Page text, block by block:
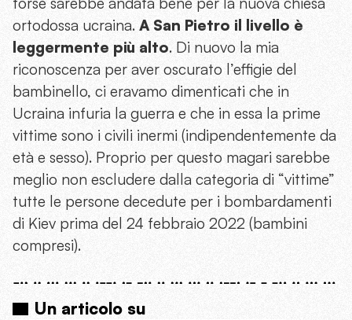
ortodossa ucraina. A San Pietro il livello è
leggermente più alto. Di nuovo la mia
riconoscenza per aver oscurato l’effigie del
bambinello, ci eravamo dimenticati che in
Ucraina infuria la guerra e che in essa la prime
vittime sono i civili inermi (indipendentemente da
età e sesso). Proprio per questo magari sarebbe
meglio non escludere dalla categoria di “vittime”
tutte le persone decedute per i bombardamenti
di Kiev prima del 24 febbraio 2022 (bambini
compresi).
Un articolo su